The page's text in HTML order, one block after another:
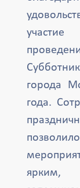
города
года.
ярким,